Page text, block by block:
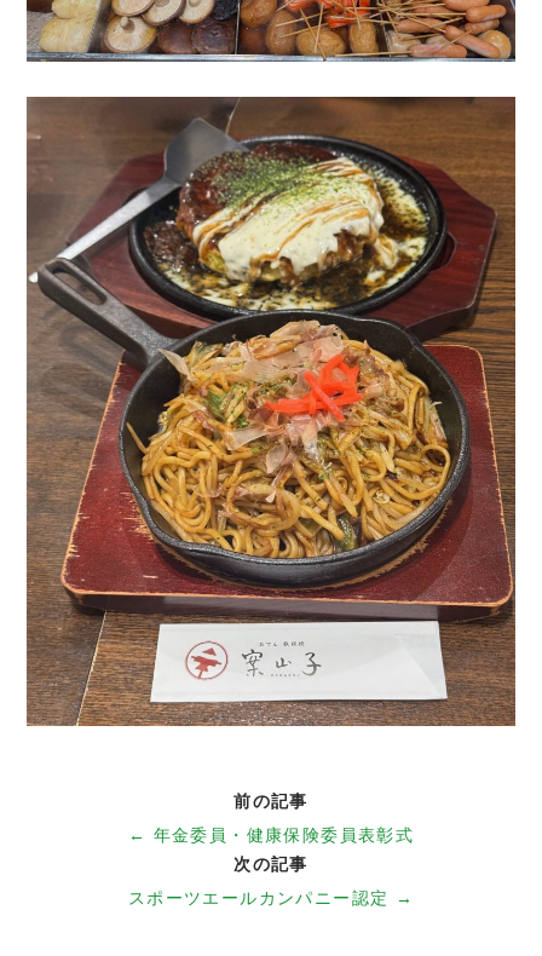
ホーム
事業紹介
設備紹介
会社概要
約款
採用情報
新着情報
お問い合わせ
前の記事
← 年金委員・健康保険委員表彰式
次の記事
スポーツエールカンパニー認定 →